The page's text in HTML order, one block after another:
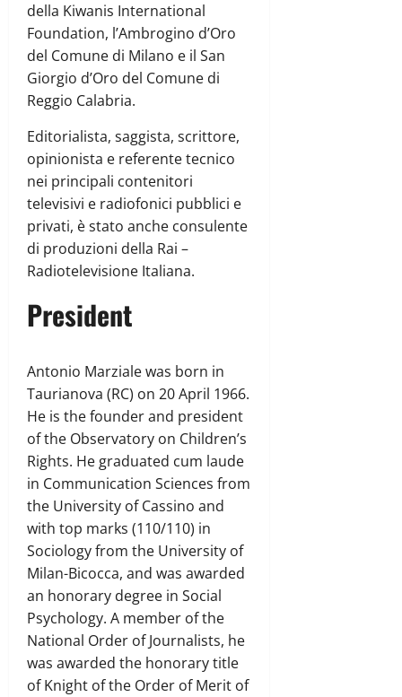
della Kiwanis International
Foundation, l’Ambrogino d’Oro
del Comune di Milano e il San
Giorgio d’Oro del Comune di
Reggio Calabria.
Editorialista, saggista, scrittore,
opinionista e referente tecnico
nei principali contenitori
televisivi e radiofonici pubblici e
privati, è stato anche consulente
di produzioni della Rai –
Radiotelevisione Italiana.
President
Antonio Marziale was born in
Taurianova (RC) on 20 April 1966.
He is the founder and president
of the Observatory on Children’s
Rights. He graduated cum laude
in Communication Sciences from
the University of Cassino and
with top marks (110/110) in
Sociology from the University of
Milan-Bicocca, and was awarded
an honorary degree in Social
Psychology. A member of the
National Order of Journalists, he
was awarded the honorary title
of Knight of the Order of Merit of